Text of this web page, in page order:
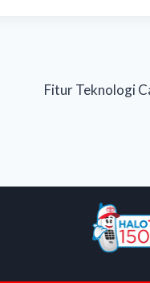
Fitur Teknologi